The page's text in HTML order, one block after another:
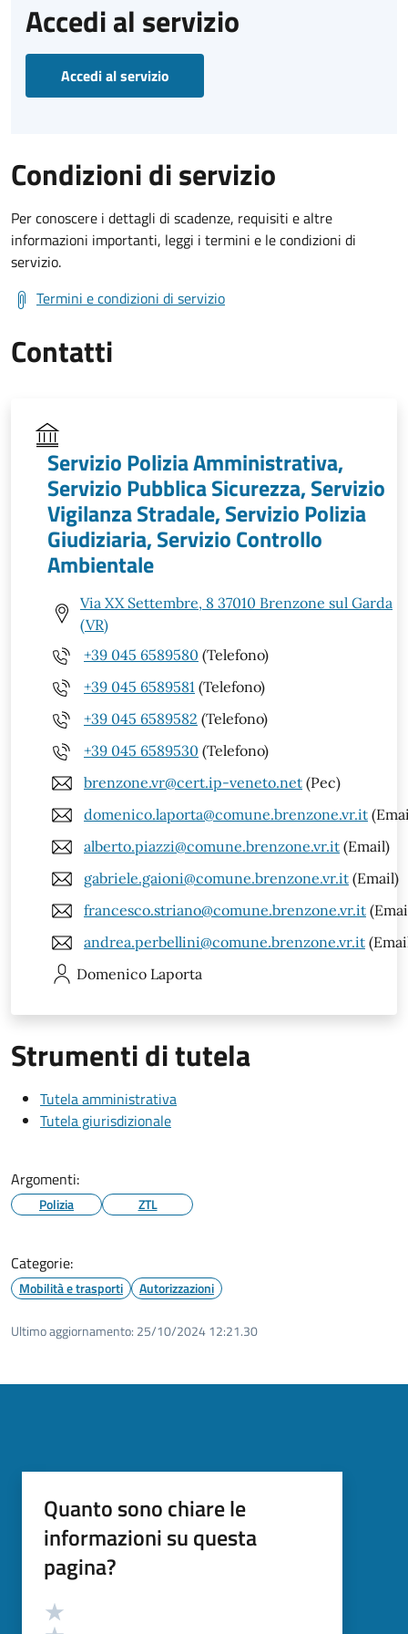
Accedi al servizio
Accedi al servizio
Condizioni di servizio
Per conoscere i dettagli di scadenze, requisiti e altre
informazioni importanti, leggi i termini e le condizioni di
servizio.
Termini e condizioni di servizio
Contatti
Servizio Polizia Amministrativa,
Servizio Pubblica Sicurezza, Servizio
Vigilanza Stradale, Servizio Polizia
Giudiziaria, Servizio Controllo
Ambientale
Via XX Settembre, 8 37010 Brenzone sul Garda
(VR)
+39 045 6589580 (Telefono)
+39 045 6589581 (Telefono)
+39 045 6589582 (Telefono)
+39 045 6589530 (Telefono)
brenzone.vr@cert.ip-veneto.net (Pec)
domenico.laporta@comune.brenzone.vr.it
alberto.piazzi@comune.brenzone.vr.it (Email)
gabriele.gaioni@comune.brenzone.vr.it (Email)
francesco.striano@comune.brenzone.vr.it
andrea.perbellini@comune.brenzone.vr.it
Domenico Laporta
Strumenti di tutela
Tutela amministrativa
Tutela giurisdizionale
Argomenti:
Polizia ZTL
Categorie:
Mobilità e trasporti Autorizzazioni
Ultimo aggiornamento: 25/10/2024 12:21.30
Quanto sono chiare le
informazioni su questa
pagina?
Valutazione